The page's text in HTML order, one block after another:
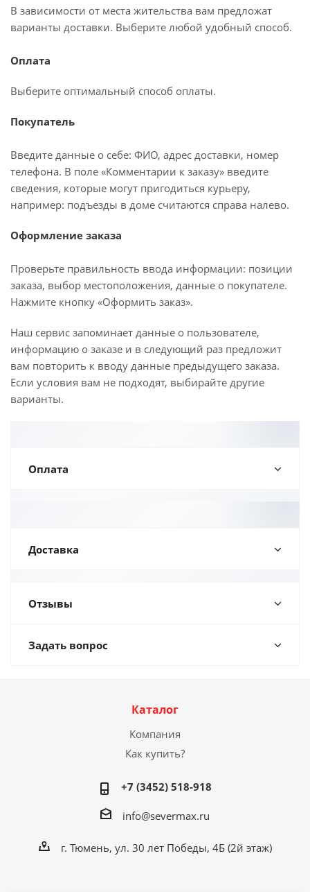
В зависимости от места жительства вам предложат
варианты доставки. Выберите любой удобный способ.
Оплата
Выберите оптимальный способ оплаты.
Покупатель
Введите данные о себе: ФИО, адрес доставки, номер
телефона. В поле «Комментарии к заказу» введите
сведения, которые могут пригодиться курьеру,
например: подъезды в доме считаются справа налево.
Оформление заказа
Проверьте правильность ввода информации: позиции
заказа, выбор местоположения, данные о покупателе.
Нажмите кнопку «Оформить заказ».
Наш сервис запоминает данные о пользователе,
информацию о заказе и в следующий раз предложит
вам повторить к вводу данные предыдущего заказа.
Если условия вам не подходят, выбирайте другие
варианты.
Оплата
Доставка
Отзывы
Задать вопрос
Каталог
Компания
Как купить?
+7 (3452) 518-918
info@severmax.ru
г. Тюмень, ул. 30 лет Победы, 4Б (2й этаж)